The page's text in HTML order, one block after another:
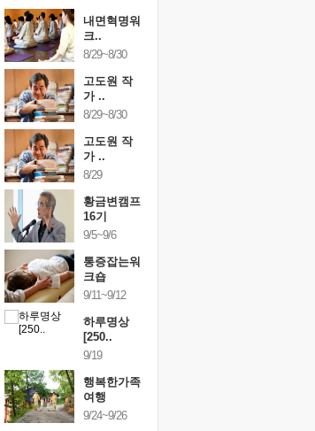
'모른다'는 것
내면혁명워
크..
8/29~8/30
고도원 작
가 ..
8/29~8/30
고도원 작
가 ..
8/29
황금변캠프
16기
9/5~9/6
통증잡는워
크숍
9/11~9/12
하루명상
[250..
9/19
행복한가족
여행
9/24~9/26